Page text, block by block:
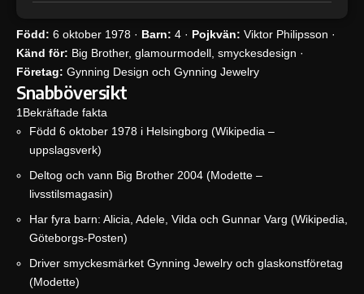
Född: 6 oktober 1978 · Barn: 4 · Pojkvän: Viktor Philipsson ·
Känd för: Big Brother, glamourmodell, smyckesdesign ·
Företag: Gynning Design och Gynning Jewelry
Snabböversikt
1 Bekräftade fakta
Född 6 oktober 1978 i Helsingborg (Wikipedia –
uppslagsverk)
Deltog och vann Big Brother 2004 (Modette –
livsstilsmagasin)
Har fyra barn: Alicia, Adele, Vilda och Gunnar Varg (Wikipedia
Göteborgs-Posten)
Driver smyckesmärket Gynning Jewelry och glaskonstföretag
(Modette)